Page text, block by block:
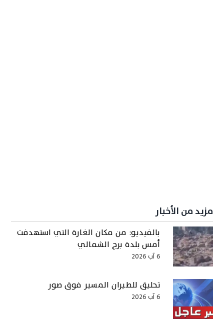
مزيد من الأخبار
بالفيديو: من مكان الغارة التي استهدفت
أمس بلدة برج الشمالي
6 آب 2026
تحليق للطيران المسير فوق صور
6 آب 2026